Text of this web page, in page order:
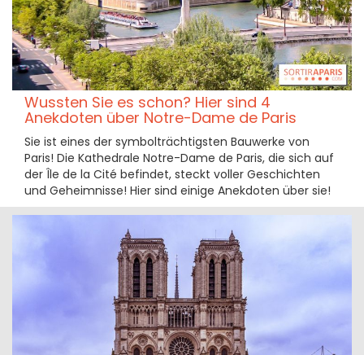
Wussten Sie es schon? Hier sind 4
Anekdoten über Notre-Dame de Paris
Sie ist eines der symbolträchtigsten Bauwerke von
Paris! Die Kathedrale Notre-Dame de Paris, die sich auf
der Île de la Cité befindet, steckt voller Geschichten
und Geheimnisse! Hier sind einige Anekdoten über sie!